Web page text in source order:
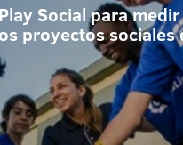
Social para
proyectos sociales